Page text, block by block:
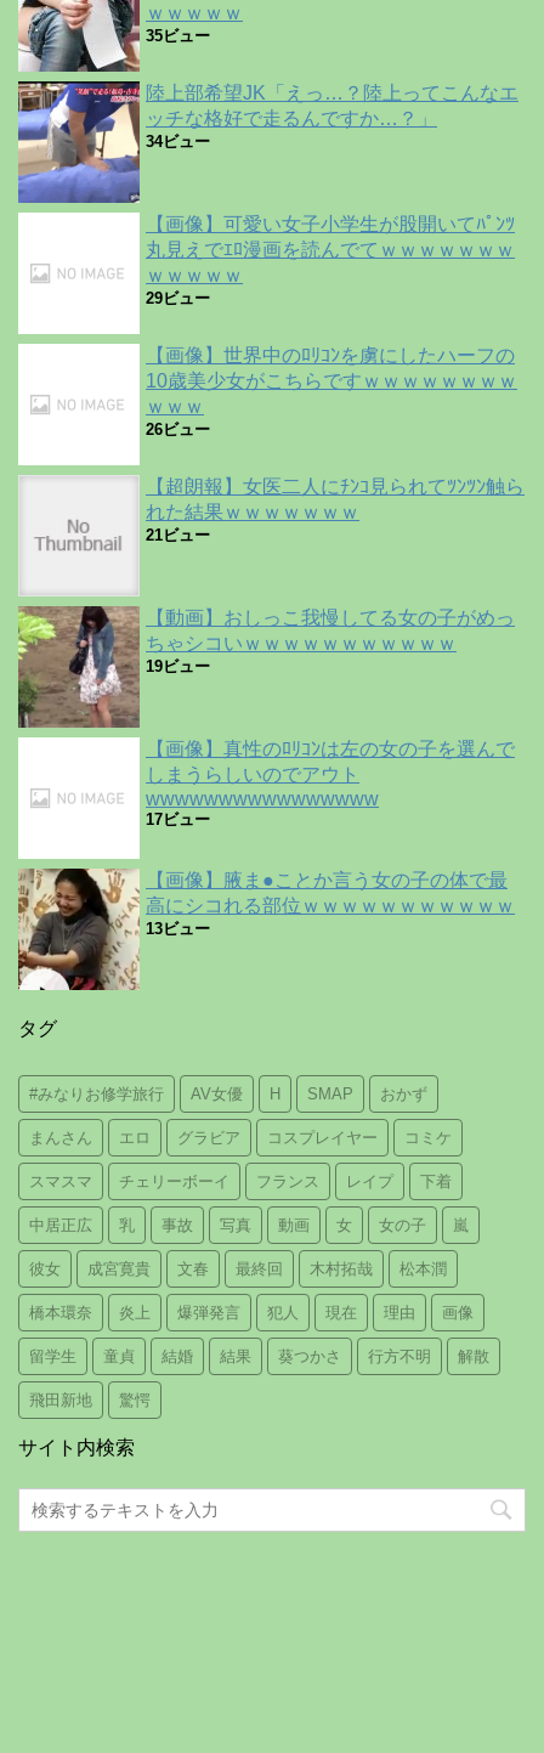
ｗｗｗｗｗ
35ビュー
陸上部希望JK「えっ…？陸上ってこんなエ
ッチな格好で走るんですか…？」
34ビュー
【画像】可愛い女子小学生が股開いてﾊﾟﾝﾂ
丸見えでｴﾛ漫画を読んでてｗｗｗｗｗｗｗ
ｗｗｗｗｗ
29ビュー
【画像】世界中のﾛﾘｺﾝを虜にしたハーフの
10歳美少女がこちらですｗｗｗｗｗｗｗｗ
ｗｗｗ
26ビュー
【超朗報】女医二人にﾁﾝｺ見られてﾂﾝﾂﾝ触ら
れた結果ｗｗｗｗｗｗｗ
21ビュー
【動画】おしっこ我慢してる女の子がめっ
ちゃシコいｗｗｗｗｗｗｗｗｗｗｗ
19ビュー
【画像】真性のﾛﾘｺﾝは左の女の子を選んで
しまうらしいのでアウト
wwwwwwwwwwwwwwww
17ビュー
【画像】腋ま●ことか言う女の子の体で最
高にシコれる部位ｗｗｗｗｗｗｗｗｗｗｗ
13ビュー
タグ
#みなりお修学旅行 AV女優 H SMAP おかず
まんさん エロ グラビア コスプレイヤー コミケ
スマスマ チェリーボーイ フランス レイプ 下着
中居正広 乳 事故 写真 動画 女 女の子 嵐
彼女 成宮寛貴 文春 最終回 木村拓哉 松本潤
橋本環奈 炎上 爆弾発言 犯人 現在 理由 画像
留学生 童貞 結婚 結果 葵つかさ 行方不明 解散
飛田新地 驚愕
サイト内検索